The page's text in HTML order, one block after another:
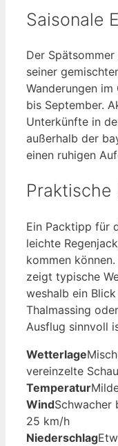
Saisonale
Der
seiner
Wanderungen
bis September.
Unterkünfte in
außerhalb der
einen ruhigen
Praktische
Ein Packtipp für
leichte
kommen
zeigt typische
weshalb ein
Thalmassing
Ausflug sinnvoll
Wetterlage
vereinzelte
Temperatur
WindSchwacher
25 km/h
Niederschlag